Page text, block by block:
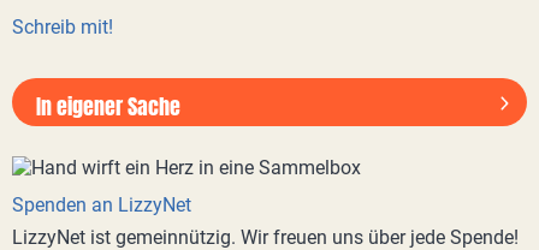
Schreib mit!
In eigener Sache
Spenden an LizzyNet
LizzyNet ist gemeinnützig. Wir freuen uns über jede Spende!